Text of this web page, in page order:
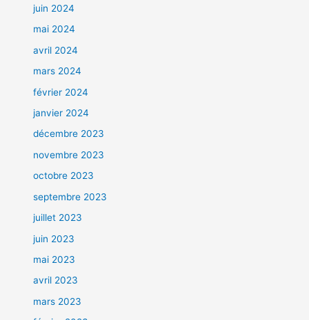
juin 2024
mai 2024
avril 2024
mars 2024
février 2024
janvier 2024
décembre 2023
novembre 2023
octobre 2023
septembre 2023
juillet 2023
juin 2023
mai 2023
avril 2023
mars 2023